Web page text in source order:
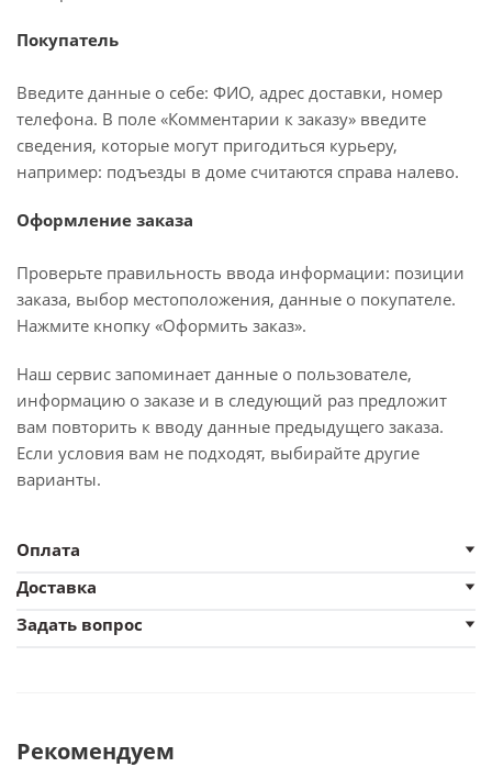
Покупатель
Введите данные о себе: ФИО, адрес доставки, номер
телефона. В поле «Комментарии к заказу» введите
сведения, которые могут пригодиться курьеру,
например: подъезды в доме считаются справа налево.
Оформление заказа
Проверьте правильность ввода информации: позиции
заказа, выбор местоположения, данные о покупателе.
Нажмите кнопку «Оформить заказ».
Наш сервис запоминает данные о пользователе,
информацию о заказе и в следующий раз предложит
вам повторить к вводу данные предыдущего заказа.
Если условия вам не подходят, выбирайте другие
варианты.
Оплата
Доставка
Задать вопрос
Рекомендуем